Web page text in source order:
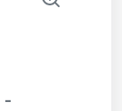
-